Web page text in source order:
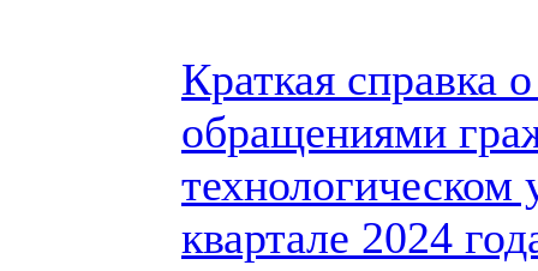
Краткая справка
обращениями
технологическом
квартале 2024